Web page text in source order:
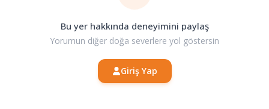
Bu yer hakkında deneyimini paylaş
Yorumun diğer doğa severlere yol göstersin
Giriş Yap